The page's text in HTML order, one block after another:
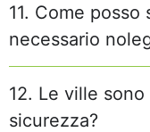
11. Come posso
necessario
12. Le ville
sicurezza?